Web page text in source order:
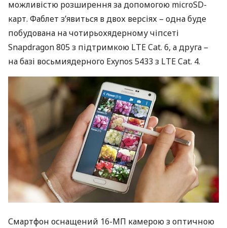
можливістю розширення за допомогою microSD-
карт. Фаблет з’явиться в двох версіях – одна буде
побудована на чотирьохядерному чіпсеті
Snapdragon 805 з підтримкою LTE Cat. 6, а друга –
на базі восьмиядерного Exynos 5433 з LTE Cat. 4.
Смартфон оснащений 16-МП камерою з оптичною